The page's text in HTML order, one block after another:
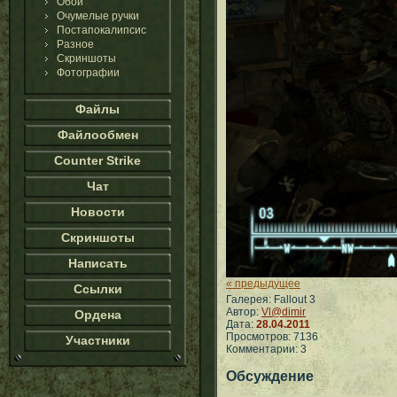
Очумелые ручки
Постапокалипсис
Разное
Скриншоты
Фотографии
Файлы
Файлообмен
Counter Strike
Чат
Новости
Скриншоты
Написать
Ссылки
Ордена
Участники
« предыдущее
Галерея: Fallout 3
Автор: Vl@dimir
Дата: 28.04.2011
Просмотров: 7136
Комментарии: 3
Обсуждение